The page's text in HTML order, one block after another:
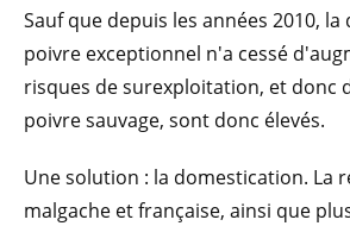
Sauf que depuis les années 2010,
poivre exceptionnel n'a cessé
risques de surexploitation, et donc
poivre sauvage, sont donc élevés.
Une solution : la domestication. La
malgache et française, ainsi que